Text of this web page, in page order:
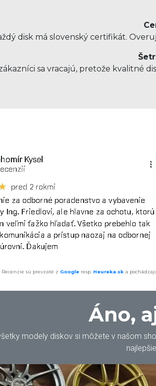
disk má slovenský certifikát.
sa vracajú, pretože kvalitné
Recenzie sú prevzaté z Google resp. Heureka.sk a
Áno,
modely diskov si môžete v našom